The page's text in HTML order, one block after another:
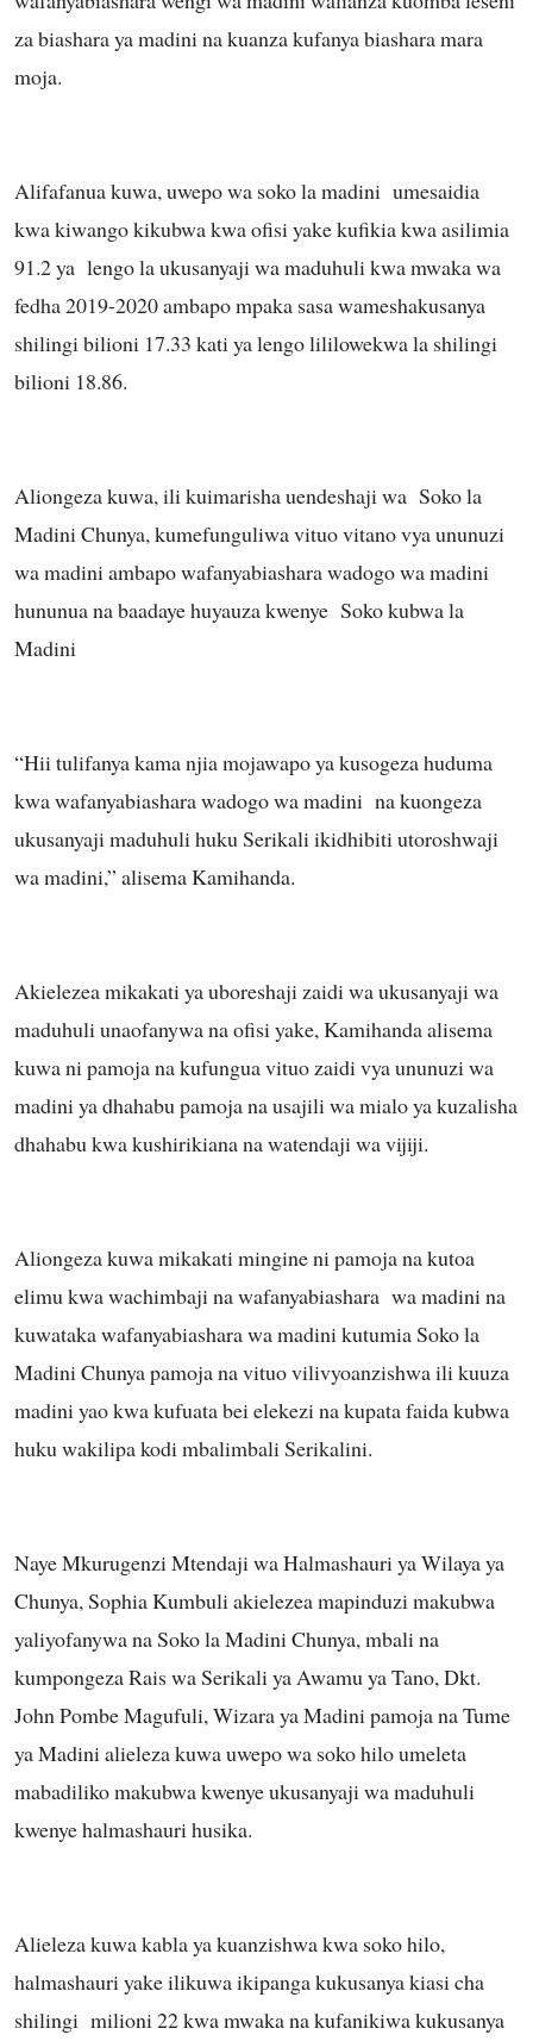
za biashara ya madini na kuanza kufanya biashara mara
moja.
Alifafanua kuwa, uwepo wa soko la madini umesaidia
kwa kiwango kikubwa kwa ofisi yake kufikia kwa asilimia
91.2 ya lengo la ukusanyaji wa maduhuli kwa mwaka wa
fedha 2019-2020 ambapo mpaka sasa wameshakusanya
shilingi bilioni 17.33 kati ya lengo lililowekwa la shilingi
bilioni 18.86.
Aliongeza kuwa, ili kuimarisha uendeshaji wa Soko la
Madini Chunya, kumefunguliwa vituo vitano vya ununuzi
wa madini ambapo wafanyabiashara wadogo wa madini
hununua na baadaye huyauza kwenye Soko kubwa la
Madini
“Hii tulifanya kama njia mojawapo ya kusogeza huduma
kwa wafanyabiashara wadogo wa madini na kuongeza
ukusanyaji maduhuli huku Serikali ikidhibiti utoroshwaji
wa madini,” alisema Kamihanda.
Akielezea mikakati ya uboreshaji zaidi wa ukusanyaji wa
maduhuli unaofanywa na ofisi yake, Kamihanda alisema
kuwa ni pamoja na kufungua vituo zaidi vya ununuzi wa
madini ya dhahabu pamoja na usajili wa mialo ya kuzalisha
dhahabu kwa kushirikiana na watendaji wa vijiji.
Aliongeza kuwa mikakati mingine ni pamoja na kutoa
elimu kwa wachimbaji na wafanyabiashara wa madini na
kuwataka wafanyabiashara wa madini kutumia Soko la
Madini Chunya pamoja na vituo vilivyoanzishwa ili kuuza
madini yao kwa kufuata bei elekezi na kupata faida kubwa
huku wakilipa kodi mbalimbali Serikalini.
Naye Mkurugenzi Mtendaji wa Halmashauri ya Wilaya ya
Chunya, Sophia Kumbuli akielezea mapinduzi makubwa
yaliyofanywa na Soko la Madini Chunya, mbali na
kumpongeza Rais wa Serikali ya Awamu ya Tano, Dkt.
John Pombe Magufuli, Wizara ya Madini pamoja na Tume
ya Madini alieleza kuwa uwepo wa soko hilo umeleta
mabadiliko makubwa kwenye ukusanyaji wa maduhuli
kwenye halmashauri husika.
Alieleza kuwa kabla ya kuanzishwa kwa soko hilo,
halmashauri yake ilikuwa ikipanga kukusanya kiasi cha
shilingi milioni 22 kwa mwaka na kufanikiwa kukusanya